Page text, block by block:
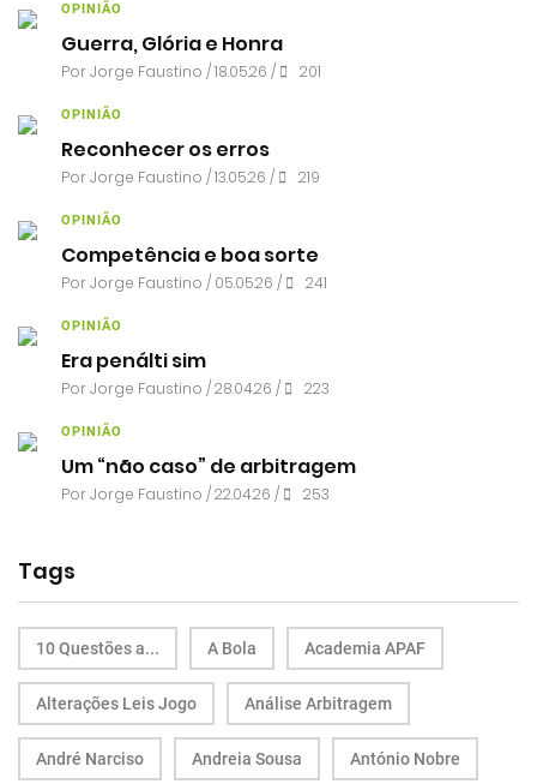
OPINIÃO
Guerra, Glória e Honra
PorJorge Faustino / 18.05.26 / 201
OPINIÃO
Reconhecer os erros
PorJorge Faustino / 13.05.26 / 219
OPINIÃO
Competência e boa sorte
PorJorge Faustino / 05.05.26 / 241
OPINIÃO
Era penálti sim
PorJorge Faustino / 28.04.26 / 223
OPINIÃO
Um “não caso” de arbitragem
PorJorge Faustino / 22.04.26 / 253
Tags
10 Questões a... A Bola Academia APAF
Alterações Leis Jogo Análise Arbitragem
André Narciso Andreia Sousa António Nobre